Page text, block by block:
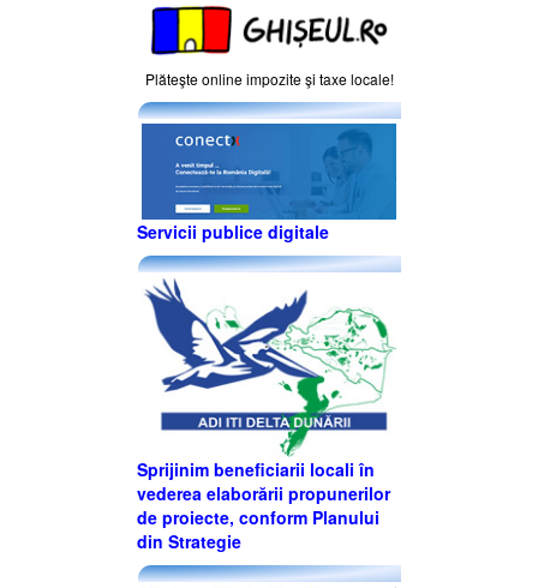
Plăteşte online impozite şi taxe locale!
Servicii publice digitale
Sprijinim beneficiarii locali în
vederea elaborării propunerilor
de proiecte, conform Planului
din Strategie